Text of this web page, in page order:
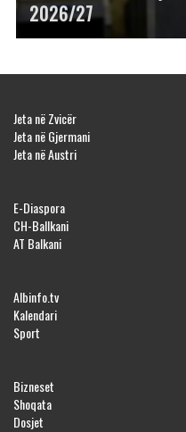
2026/27
Jeta në Zvicër
Jeta në Gjermani
Jeta në Austri
E-Diaspora
CH-Ballkani
AT Balkani
Albinfo.tv
Kalendari
Sport
Bizneset
Shoqata
Dosjet